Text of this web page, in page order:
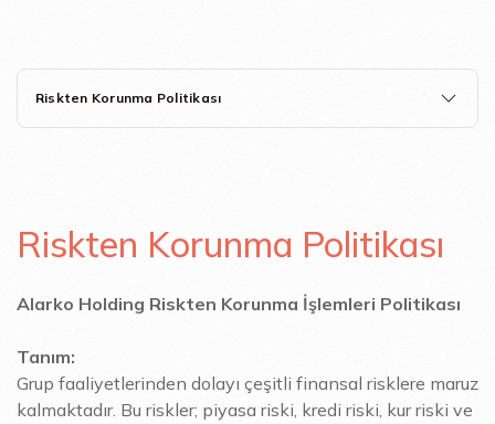
Riskten Korunma Politikası
Riskten Korunma Politikası
Alarko Holding Riskten Korunma İşlemleri Politikası
Tanım:
Grup faaliyetlerinden dolayı çeşitli finansal risklere maruz
kalmaktadır. Bu riskler; piyasa riski, kredi riski, kur riski ve